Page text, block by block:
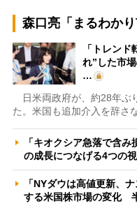
森口亮「まるわかり
「トレン
れ”した市
…
日米両政府が、約28年ぶ
た。米国も追加介入を辞さ
「キオクシア急落で含
の成長につなげる4つ
「NYダウは高値更新、
する米国株市場の変化